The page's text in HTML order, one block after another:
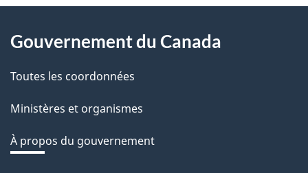
v
o
t
r
r
é
t
About
this
site
Gouvernement du Canada
Toutes les coordonnées
Ministères et organismes
À propos du gouvernement